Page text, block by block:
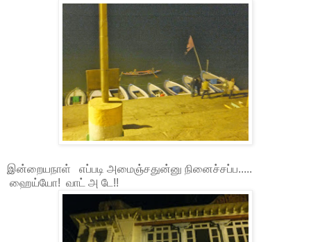
இன்றையநாள் எப்படி அமைஞ்சதுன்னு நினைச்சப்ப.....
ஹைய்யோ! வாட் அ டே!!